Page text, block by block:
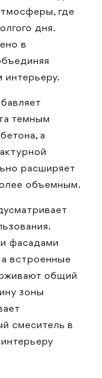
где
дня.
в
интерьеру.
темным
а
расширяет
объемным.
фасадами
а встроенные
общий
зоны
смеситель в